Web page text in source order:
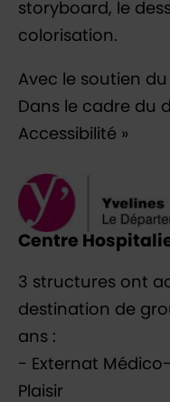
storyboard, le
colorisation.
Avec le soutien
Dans le cadre du
Accessibilité »
Centre
3 structures ont
destination de
ans :
- Externat
Plaisir